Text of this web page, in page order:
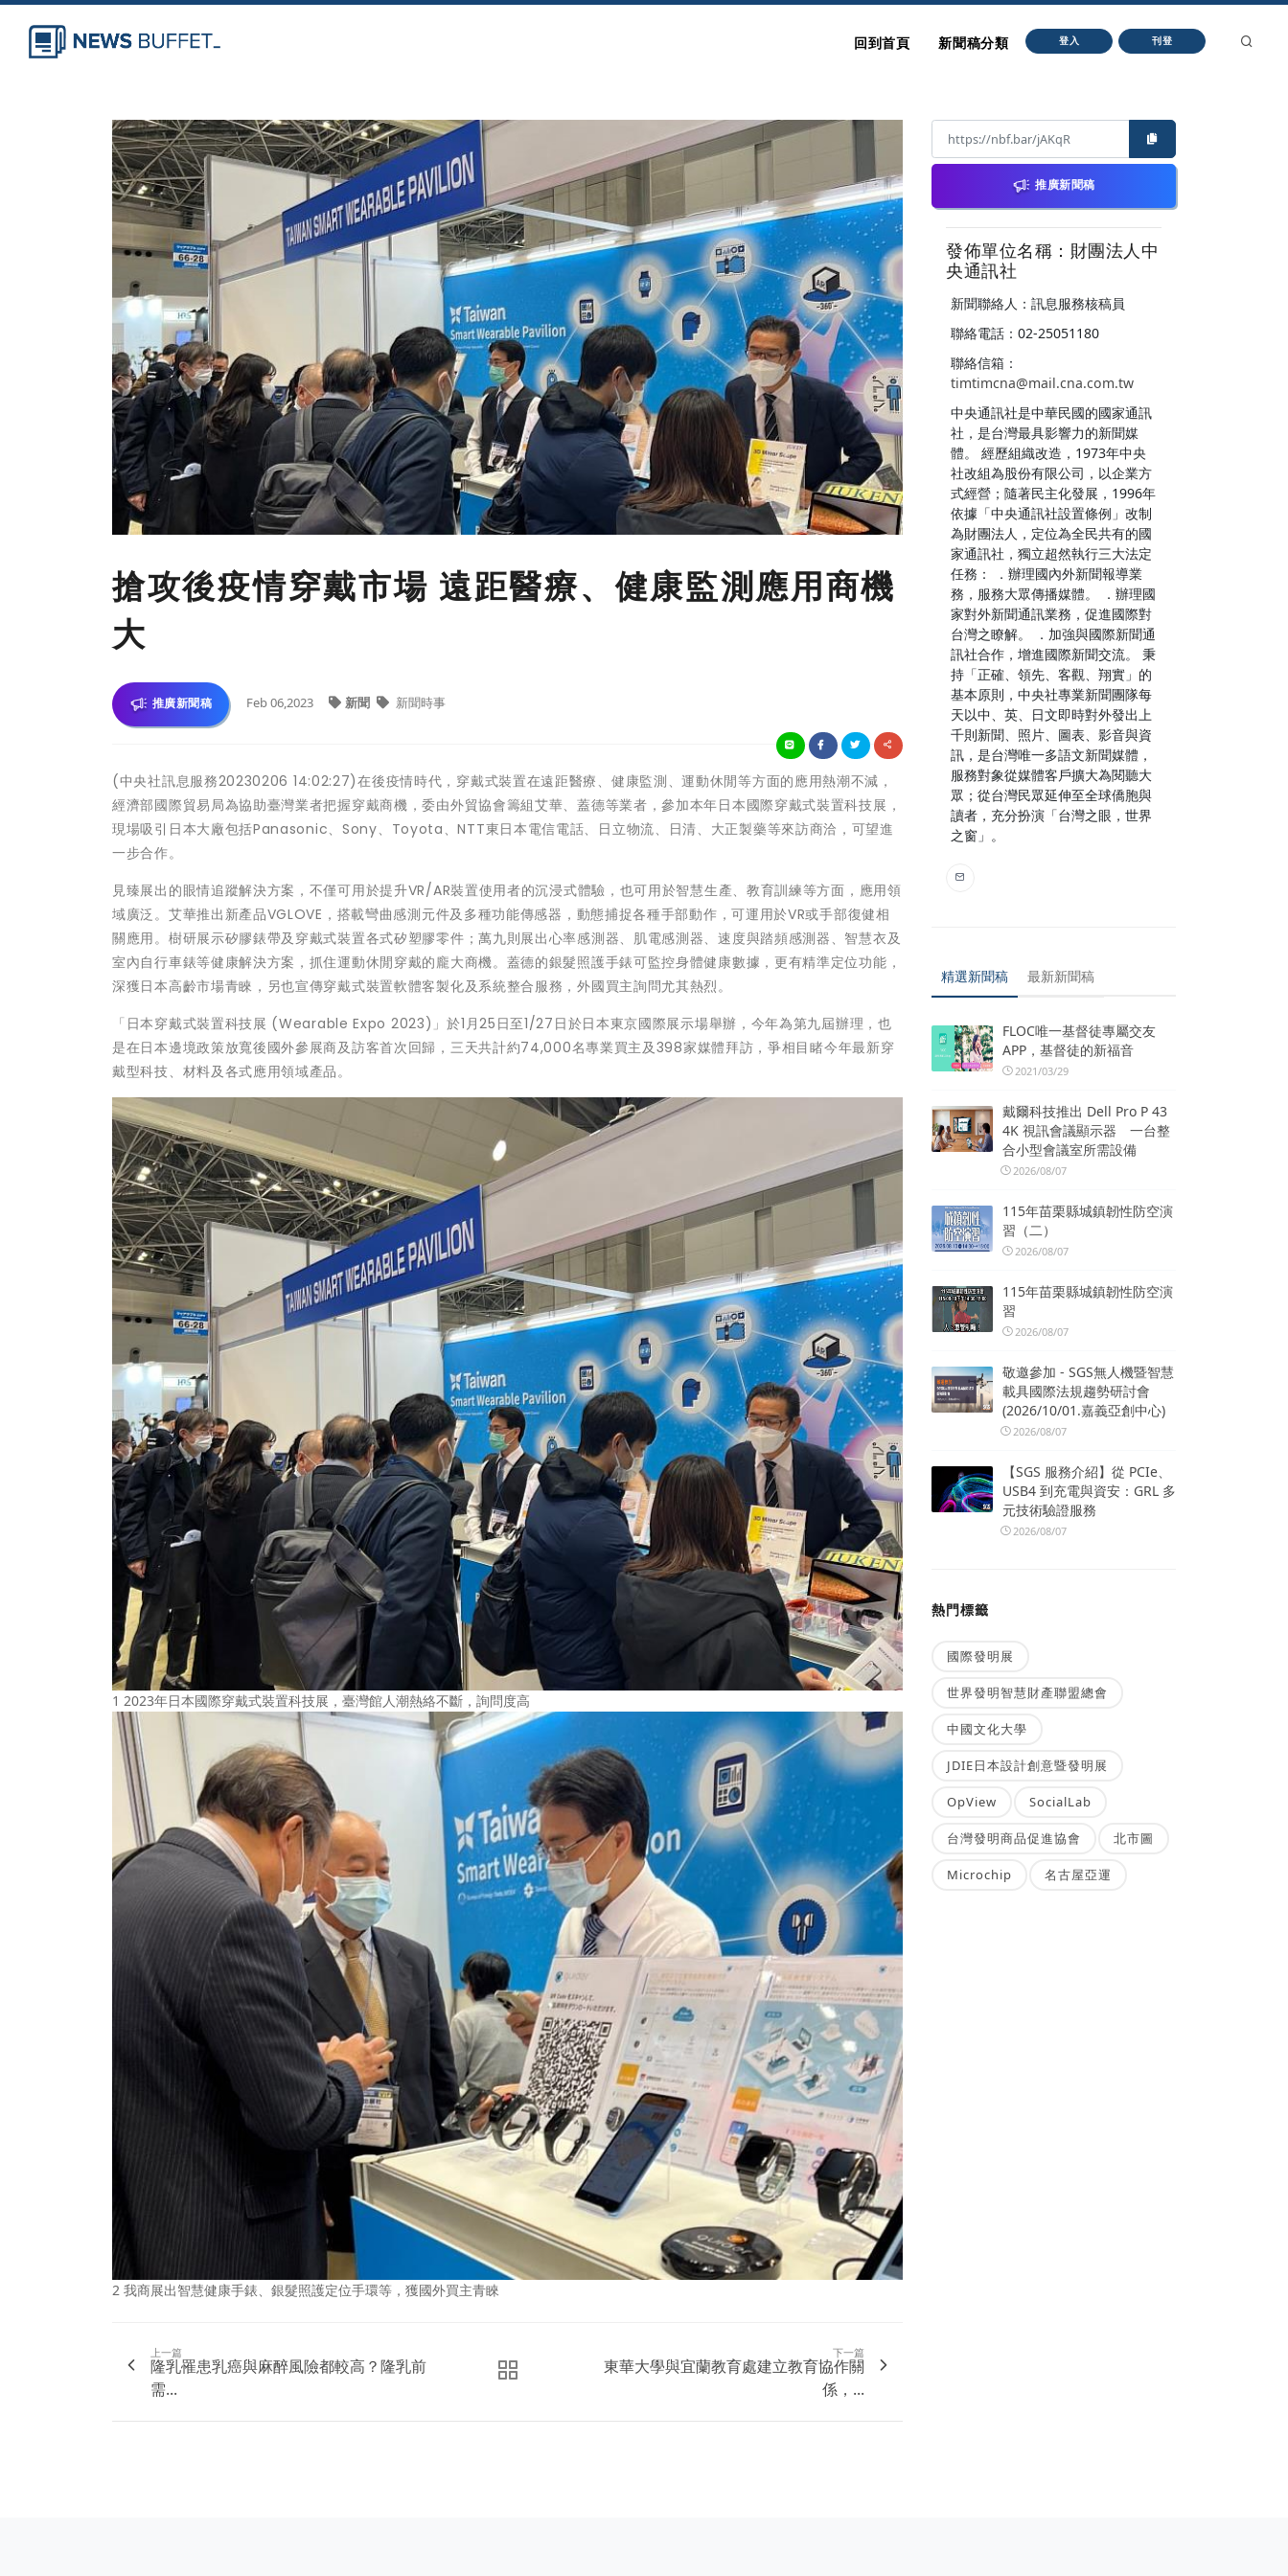
回到首頁 新聞稿分類 登入 刊登
搶攻後疫情穿戴市場 遠距醫療、健康監測應用商機
大
推廣新聞稿 Feb 06,2023 新聞 新聞時事
(中央社訊息服務20230206 14:02:27)在後疫情時代，穿戴式裝置在遠距醫療、健康監測、運動休閒等方面的應用熱潮不減，
經濟部國際貿易局為協助臺灣業者把握穿戴商機，委由外貿協會籌組艾華、蓋德等業者，參加本年日本國際穿戴式裝置科技展，
現場吸引日本大廠包括Panasonic、Sony、Toyota、NTT東日本電信電話、日立物流、日清、大正製藥等來訪商洽，可望進
一步合作。
見臻展出的眼情追蹤解決方案，不僅可用於提升VR/AR裝置使用者的沉浸式體驗，也可用於智慧生產、教育訓練等方面，應用領
域廣泛。艾華推出新產品VGLOVE，搭載彎曲感測元件及多種功能傳感器，動態捕捉各種手部動作，可運用於VR或手部復健相
關應用。樹研展示矽膠錶帶及穿戴式裝置各式矽塑膠零件；萬九則展出心率感測器、肌電感測器、速度與踏頻感測器、智慧衣及
室內自行車錶等健康解決方案，抓住運動休閒穿戴的龐大商機。蓋德的銀髮照護手錶可監控身體健康數據，更有精準定位功能，
深獲日本高齡市場青睞，另也宣傳穿戴式裝置軟體客製化及系統整合服務，外國買主詢問尤其熱烈。
「日本穿戴式裝置科技展 (Wearable Expo 2023)」於1月25日至1/27日於日本東京國際展示場舉辦，今年為第九屆辦理，也
是在日本邊境政策放寬後國外參展商及訪客首次回歸，三天共計約74,000名專業買主及398家媒體拜訪，爭相目睹今年最新穿
戴型科技、材料及各式應用領域產品。
1 2023年日本國際穿戴式裝置科技展，臺灣館人潮熱絡不斷，詢問度高
2 我商展出智慧健康手錶、銀髮照護定位手環等，獲國外買主青睞
上一篇
隆乳罹患乳癌與麻醉風險都較高？隆乳前
需...
下一篇
東華大學與宜蘭教育處建立教育協作關
係，...
推廣新聞稿
發佈單位名稱：財團法人中
央通訊社
新聞聯絡人：訊息服務核稿員
聯絡電話：02-25051180
聯絡信箱：
timtimcna@mail.cna.com.tw
中央通訊社是中華民國的國家通訊
社，是台灣最具影響力的新聞媒
體。 經歷組織改造，1973年中央
社改組為股份有限公司，以企業方
式經營；隨著民主化發展，1996年
依據「中央通訊社設置條例」改制
為財團法人，定位為全民共有的國
家通訊社，獨立超然執行三大法定
任務： ．辦理國內外新聞報導業
務，服務大眾傳播媒體。 ．辦理國
家對外新聞通訊業務，促進國際對
台灣之瞭解。 ．加強與國際新聞通
訊社合作，增進國際新聞交流。 秉
持「正確、領先、客觀、翔實」的
基本原則，中央社專業新聞團隊每
天以中、英、日文即時對外發出上
千則新聞、照片、圖表、影音與資
訊，是台灣唯一多語文新聞媒體，
服務對象從媒體客戶擴大為閱聽大
眾；從台灣民眾延伸至全球僑胞與
讀者，充分扮演「台灣之眼，世界
之窗」。
精選新聞稿 最新新聞稿
FLOC唯一基督徒專屬交友
APP，基督徒的新福音
2021/03/29
戴爾科技推出 Dell Pro P 43
4K 視訊會議顯示器 一台整
合小型會議室所需設備
2026/08/07
115年苗栗縣城鎮韌性防空演
習（二）
2026/08/07
115年苗栗縣城鎮韌性防空演
習
2026/08/07
敬邀參加 - SGS無人機暨智慧
載具國際法規趨勢研討會
(2026/10/01.嘉義亞創中心)
2026/08/07
【SGS 服務介紹】從 PCIe、
USB4 到充電與資安：GRL 多
元技術驗證服務
2026/08/07
熱門標籤
國際發明展
世界發明智慧財產聯盟總會
中國文化大學
JDIE日本設計創意暨發明展
OpView SocialLab
台灣發明商品促進協會 北市圖
Microchip 名古屋亞運